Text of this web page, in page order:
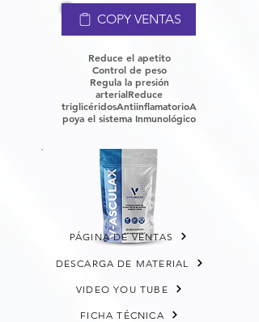
COPY VENTAS
Reduce el apetito
Control de peso
Regula la presión
arterialReduce
triglicéridosAntiinflamatorioA
poya el sistema Inmunológico
PÁGINA DE VENTAS
DESCARGA DE MATERIAL
VIDEO YOU TUBE
FICHA TÉCNICA